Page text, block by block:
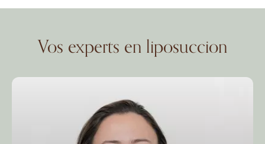
Vos experts en liposuccion